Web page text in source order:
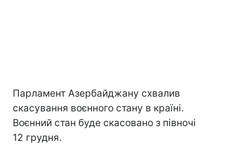
Парламент Азербайджану схвалив
скасування воєнного стану в країні.
Воєнний стан буде скасовано з півночі
12 грудня.